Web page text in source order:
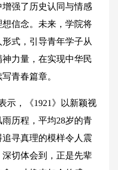
强了历史认同与情感
信念。未来，学院将
式，引导青年学子从
力量，在实现中华民
青春篇章。
，《1921》以新颖视
历程，平均28岁的青
寻真理的模样令人震
切体会到，正是先辈